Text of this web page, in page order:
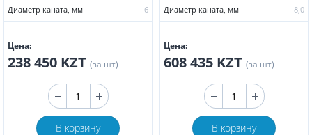
Диаметр каната, мм 6
Цена:
238 450 KZT (за шт)
В корзину
Диаметр каната, мм 8,0
Цена:
608 435 KZT (за шт)
В корзину